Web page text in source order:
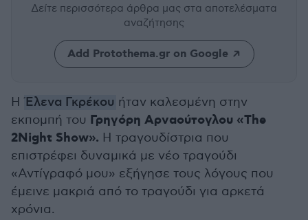
Δείτε περισσότερα άρθρα μας στα αποτελέσματα
αναζήτησης
Add Protothema.gr on Google
HΈλενα Γκρέκου ήταν καλεσμένη στην
εκπομπή του Γρηγόρη Αρναούτογλου «The
2Night Show». H τραγουδίστρια που
επιστρέφει δυναμικά με νέο τραγούδι
«Αντίγραφό μου» εξήγησε τους λόγους που
έμεινε μακριά από το τραγούδι για αρκετά
χρόνια.